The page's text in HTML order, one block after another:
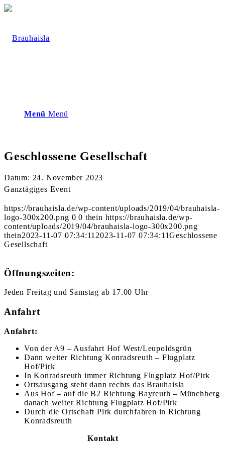
Menü Menü
Geschlossene Gesellschaft
Datum: 24. November 2023
Ganztägiges Event
https://brauhaisla.de/wp-content/uploads/2019/04/brauhaisla-
logo-300x200.png 0 0 thein https://brauhaisla.de/wp-
content/uploads/2019/04/brauhaisla-logo-300x200.png
thein2023-11-07 07:34:11 2023-11-07 07:34:11Geschlossene
Gesellschaft
Öffnungszeiten:
Jeden Freitag und Samstag ab 17.00 Uhr
Anfahrt
Anfahrt:
Von der A9 – Ausfahrt Hof West/Leupoldsgrün
Dann weiter Richtung Konradsreuth – Flugplatz
Hof/Pirk
In Konradsreuth immer Richtung Flugplatz Hof/Pirk
Ortsausgang steht dann rechts das Brauhaisla
Aus Hof – auf die B2 Richtung Bayreuth – Münchberg
danach weiter Richtung Flugplatz Hof/Pirk
Durch die Ortschaft Pirk durchfahren in Richtung
Konradsreuth
Kontakt